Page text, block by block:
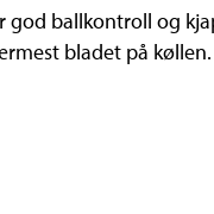
ballkontroll og
bladet på